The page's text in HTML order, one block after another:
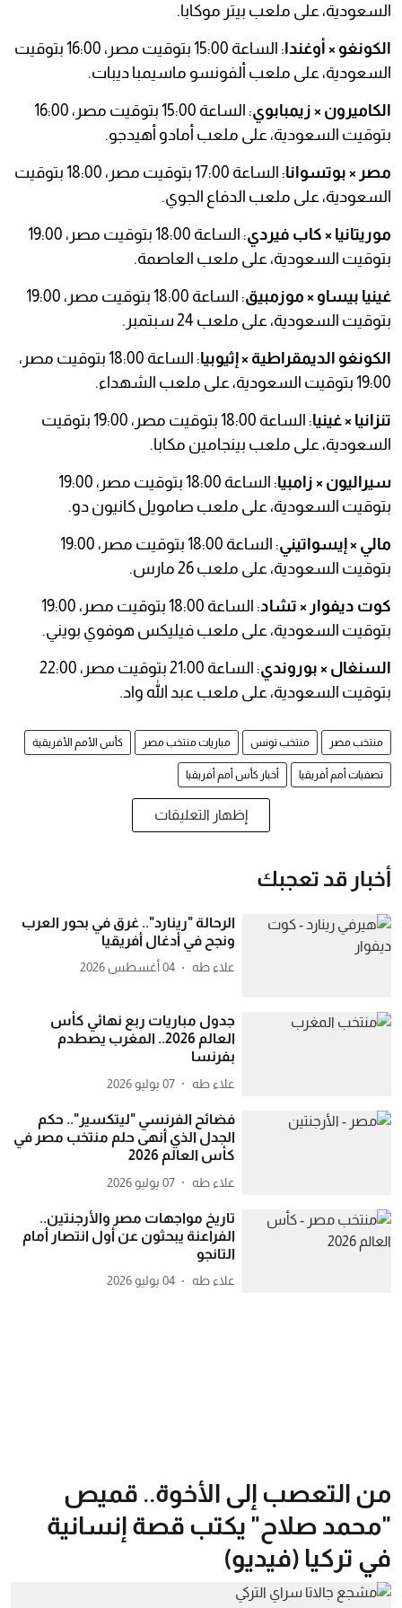
السعودية، على ملعب بيتر موكابا.
الكونغو × أوغندا
: الساعة 15:00 بتوقيت مصر، 16:00 بتوقيت
السعودية، على ملعب ألفونسو ماسيمبا ديبات.
الكاميرون × زيمبابوي
: الساعة 15:00 بتوقيت مصر، 16:00
بتوقيت السعودية، على ملعب أمادو أهيدجو.
مصر × بوتسوانا
: الساعة 17:00 بتوقيت مصر، 18:00 بتوقيت
السعودية، على ملعب الدفاع الجوي.
موريتانيا × كاب فيردي
: الساعة 18:00 بتوقيت مصر، 19:00
بتوقيت السعودية، على ملعب العاصمة.
غينيا بيساو × موزمبيق
: الساعة 18:00 بتوقيت مصر، 19:00
بتوقيت السعودية، على ملعب 24 سبتمبر.
الكونغو الديمقراطية × إثيوبيا
: الساعة 18:00 بتوقيت مصر،
19:00 بتوقيت السعودية، على ملعب الشهداء.
تنزانيا × غينيا
: الساعة 18:00 بتوقيت مصر، 19:00 بتوقيت
السعودية، على ملعب بينجامين مكابا.
سيراليون × زامبيا
: الساعة 18:00 بتوقيت مصر، 19:00
بتوقيت السعودية، على ملعب صامويل كانيون دو.
مالي × إيسواتيني
: الساعة 18:00 بتوقيت مصر، 19:00
بتوقيت السعودية، على ملعب 26 مارس.
كوت ديفوار × تشاد
: الساعة 18:00 بتوقيت مصر، 19:00
بتوقيت السعودية، على ملعب فيليكس هوفوي بويني.
السنغال × بوروندي
: الساعة 21:00 بتوقيت مصر، 22:00
بتوقيت السعودية، على ملعب عبد الله واد.
منتخب مصر منتخب تونس مباريات منتخب مصر كأس الأمم الأفريقية
تصفيات أمم أفريقيا أخبار كأس أمم أفريقيا
إظهار التعليقات
أخبار قد تعجبك
الرحالة "رينارد".. غرق في بحور العرب
ونجح في أدغال أفريقيا
علاء طه 04 أغسطس 2026
جدول مباريات ربع نهائي كأس
العالم 2026.. المغرب يصطدم
بفرنسا
علاء طه 07 يوليو 2026
فضائح الفرنسي "ليتكسير".. حكم
الجدل الذي أنهى حلم منتخب مصر في
كأس العالم 2026
علاء طه 07 يوليو 2026
تاريخ مواجهات مصر والأرجنتين..
الفراعنة يبحثون عن أول انتصار أمام
التانجو
علاء طه 04 يوليو 2026
من التعصب إلى الأخوة.. قميص
"محمد صلاح" يكتب قصة إنسانية
في تركيا (فيديو)